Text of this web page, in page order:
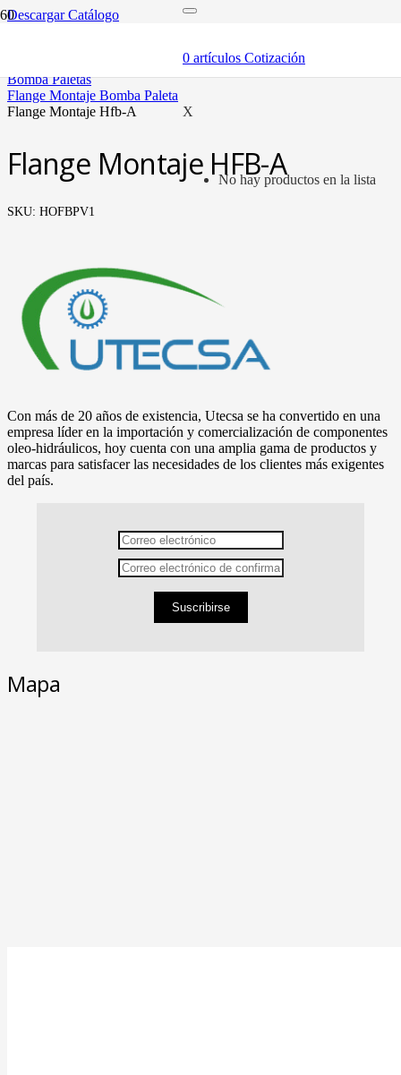
0 artículos Cotización
X
No hay productos en la lista
Descargar Catálogo
bomba paletas
flange montaje bomba paleta
flange montaje hfb-a
Flange Montaje HFB-A
SKU: HOFBPV1
Con más de 20 años de existencia, Utecsa se ha convertido en una
empresa líder en la importación y comercialización de componentes
oleo-hidráulicos, hoy cuenta con una amplia gama de productos y
marcas para satisfacer las necesidades de los clientes más exigentes
del país.
Suscribirse
Mapa